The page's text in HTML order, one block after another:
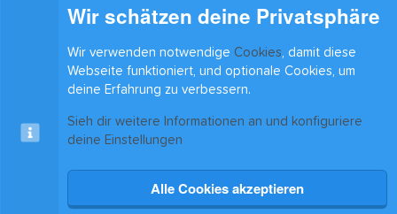
Lernzettel hochladen
BLEIB AUF DEM LAUFENDEN
xenAwsome-GradientHeader
Kontakt
Nutzungsbedingungen
Datenschutz Hilfe & Support Start
Wir schätzen deine Privatsphäre
Wir verwenden notwendige Cookies, damit diese
Webseite funktioniert, und optionale Cookies, um
deine Erfahrung zu verbessern.
Sieh dir weitere Informationen an und konfiguriere
deine Einstellungen
Alle Cookies akzeptieren